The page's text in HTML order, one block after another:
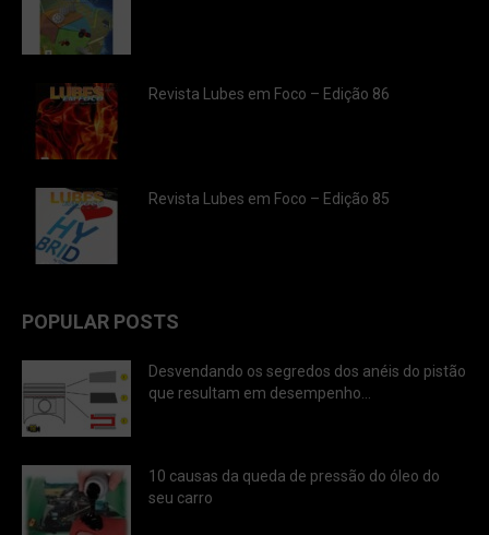
Revista Lubes em Foco – Edição 86
Revista Lubes em Foco – Edição 85
POPULAR POSTS
Desvendando os segredos dos anéis do pistão
que resultam em desempenho...
10 causas da queda de pressão do óleo do
seu carro